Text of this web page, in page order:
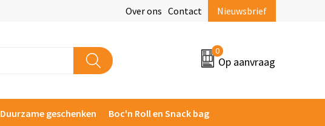
Over ons Contact Nieuwsbrief
0
Op aanvraag
Duurzame geschenken Boc'n Roll en Snack bag